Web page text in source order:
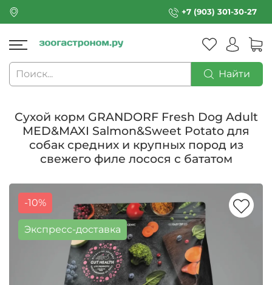
+7 (903) 301-30-27
Найти
Сухой корм GRANDORF Fresh Dog Adult
MED&MAXI Salmon&Sweet Potato для
собак средних и крупных пород из
свежего филе лосося с бататом
-10%
Экспресс-доставка